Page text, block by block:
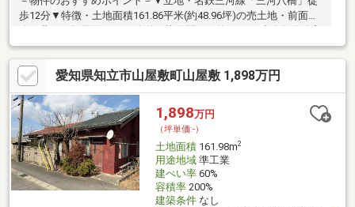
歩12分▼特徴・土地面積161.86平米(約48.96坪)の売土地・前面道
路は北西側幅員約6.0mの公道・接道間口は約8.5m・建築条件付宅
地販売ではありません・ご希望のハウスメーカー・建築会社を選
んで建築可能・建ぺい率60%・容積率100%・現況更地につき、プ
ラン確定後は建築への移行がスムーズ▼周辺環境・城下小公園 徒
歩4分(約290m)・知立市立来迎寺小学校 徒歩13分(約1000m)■ ご希
望の住まい探しをお手伝いします ━━━━━・・・物件の詳細・
ご相談はお気軽にお問い合わせください。
愛知県知立市山屋敷町山屋敷 1,898万円
1,898万円
（坪単価:-）
土地面積161.98m2
用途地域準工業
建ぺい率60%
容積率200%
建築条件なし